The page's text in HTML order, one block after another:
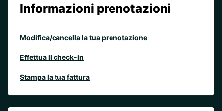
Informazioni prenotazioni
Modifica/cancella la tua prenotazione
Effettua il check-in
Stampa la tua fattura